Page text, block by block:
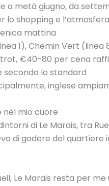
a metà giugno, da
lo shopping e
mattina
1), Chemin Vert (linea
€40-80 per cena
secondo lo standard
inglese
nel mio cuore
di Le Marais, tra
di godere del
Le Marais resta per